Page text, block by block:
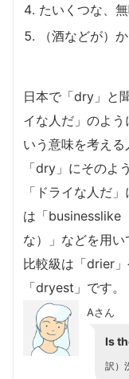
たいくつな、
（酒などが）
日本で「dry」と
イな人だ」のよ
いう意味を考え
「dry」にそのよ
「ドライな人だ
は「businesslike
な）」などを用い
比較級は「drier
「dryest」です。
Aさん
Is
訳）